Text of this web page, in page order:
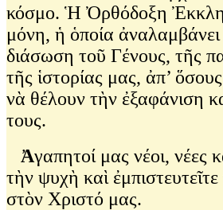
κόσμο. Ἡ Ὀρθόδοξη
μόνη, ἡ ὁποία ἀναλαμβάνει
διάσωση τοῦ Γένους, τῆς
τῆς ἱστορίας μας, ἀπ’
νὰ θέλουν τὴν ἐξαφάνιση
τους.
Ἀγαπητοί μας νέοι, νέες
τὴν ψυχὴ καὶ
στὸν Χριστό μας.